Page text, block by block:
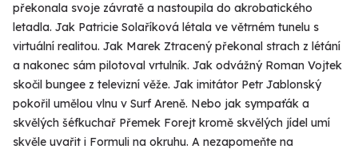
překonala svoje závratě a nastoupila do akrobatického
letadla. Jak Patricie Solaříková létala ve větrném tunelu s
virtuální realitou. Jak Marek Ztracený překonal strach z létání
a nakonec sám pilotoval vrtulník. Jak odvážný Roman Vojtek
skočil bungee z televizní věže. Jak imitátor Petr Jablonský
pokořil umělou vlnu v Surf Areně. Nebo jak sympaťák a
skvělých šéfkuchař Přemek Forejt kromě skvělých jídel umí
skvěle uvařit i Formuli na okruhu. A nezapomeňte na